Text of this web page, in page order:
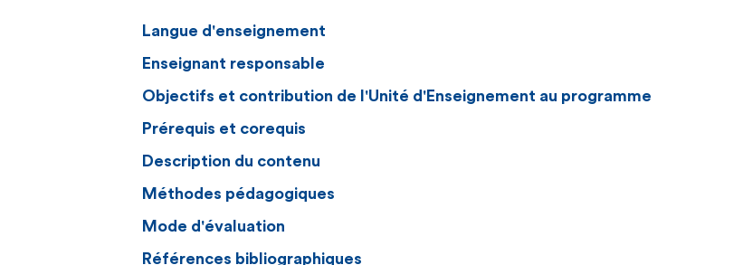
Langue d'enseignement
Enseignant responsable
Objectifs et contribution de l'Unité d'Enseignement au programme
Prérequis et corequis
Description du contenu
Méthodes pédagogiques
Mode d'évaluation
Références bibliographiques